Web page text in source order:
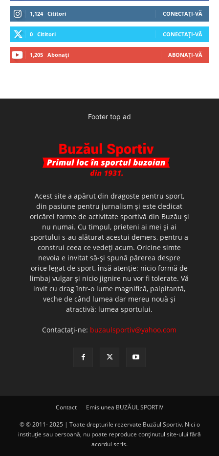
1,124 Cititori CONECTAȚI-VĂ
0 Cititori CONECTAȚI-VĂ
1,205 Abonați ABONAȚI-VĂ
Footer top ad
Acest site a apărut din dragoste pentru sport,
din pasiune pentru jurnalism şi este dedicat
oricărei forme de activitate sportivă din Buzău şi
nu numai. Cu timpul, prieteni ai mei şi ai
sportului s-au alăturat acestui demers, pentru a
construi ceea ce vedeţi acum. Oricine simte
nevoia e invitat să-şi spună părerea despre
orice legat de sport, însă atenţie: nicio formă de
limbaj vulgar şi nicio jignire nu vor fi tolerate. Vă
invit cu drag într-o lume magnifică, palpitantă,
veche de când lumea dar mereu nouă şi
atractivă: lumea sportului.
Contactați-ne: buzaulsportiv@yahoo.com
Contact Emisiunea BUZĂUL SPORTIV
© © 2011- 2025 | Toate drepturile rezervate Buzăul Sportiv. Nici o
instituţie sau persoană, nu poate reproduce conţinutul site-ului fără
acordul scris.